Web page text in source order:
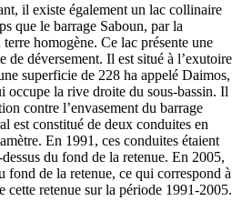
il existe également un lac collinaire
que le barrage Saboun, par la
homogène. Ce lac présente une
de déversement. Il est situé à l’exutoire
superficie de 228 ha appelé Daimos,
occupe la rive droite du sous-bassin. Il
contre l’envasement du barrage
est constitué de deux conduites en
En 1991, ces conduites étaient
du fond de la retenue. En 2005,
fond de la retenue, ce qui correspond à
cette retenue sur la période 1991-2005.